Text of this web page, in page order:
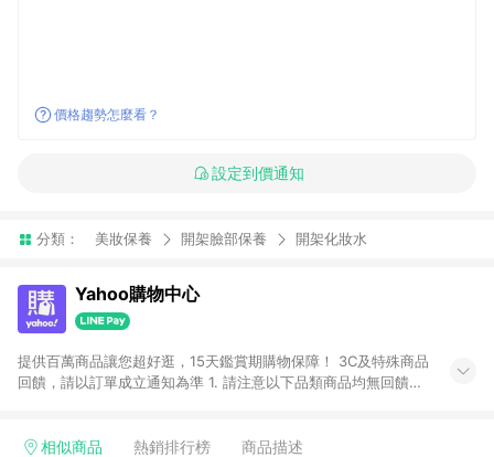
價格趨勢怎麼看？
設定到價通知
分類： 美妝保養 開架臉部保養 開架化妝水
Yahoo購物中心
提供百萬商品讓您超好逛，15天鑑賞期購物保障！ 3C及特殊商品
回饋，請以訂單成立通知為準 1. 請注意以下品類商品均無回饋：
電玩/遊戲/相機/單眼/鏡頭/拍立得 [2024/6/1起適用] -內接硬
相似商品 熱銷排行榜 商品描述